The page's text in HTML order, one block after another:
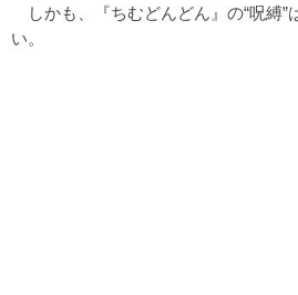
しかも、『ちむどんどん』の“呪縛”
い。